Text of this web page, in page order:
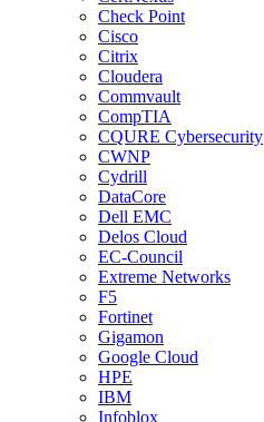
Check Point
Cisco
Citrix
Cloudera
Commvault
CompTIA
CQURE Cybersecurity
CWNP
Cydrill
DataCore
Dell EMC
Delos Cloud
EC-Council
Extreme Networks
F5
Fortinet
Gigamon
Google Cloud
HPE
IBM
Infoblox